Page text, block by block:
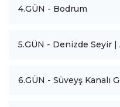
4.GÜN - Bodrum
5.GÜN - Denizde Seyir
6.GÜN - Süveyş Kanalı